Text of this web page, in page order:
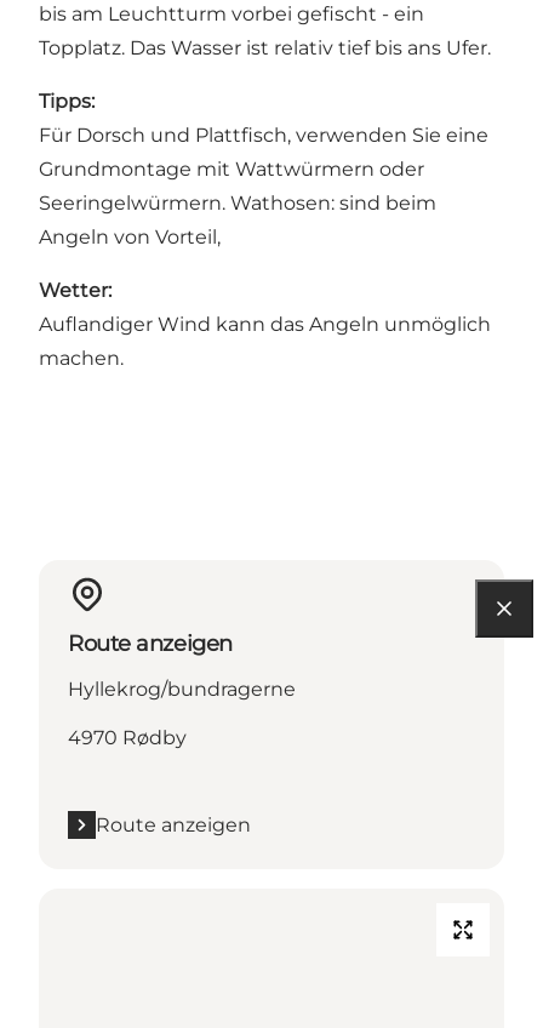
bis am Leuchtturm vorbei gefischt - ein
Topplatz. Das Wasser ist relativ tief bis ans Ufer.
Tipps:
Für Dorsch und Plattfisch, verwenden Sie eine
Grundmontage mit Wattwürmern oder
Seeringelwürmern. Wathosen: sind beim
Angeln von Vorteil,
Wetter:
Auflandiger Wind kann das Angeln unmöglich
machen.
Route anzeigen
Hyllekrog/bundragerne
4970 Rødby
Route anzeigen